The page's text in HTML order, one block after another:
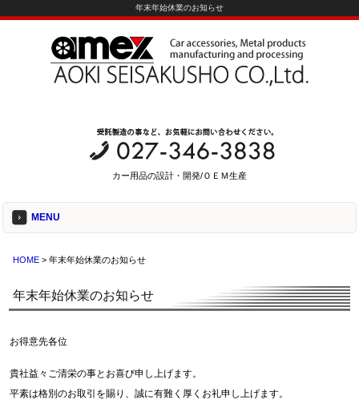
年末年始休業のお知らせ
カー用品の設計・開発/ＯＥＭ生産
MENU
HOME > 年末年始休業のお知らせ
年末年始休業のお知らせ
お得意先各位
貴社益々ご清栄の事とお喜び申し上げます。
平素は格別のお取引を賜り、誠に有難く厚くお礼申し上げます。